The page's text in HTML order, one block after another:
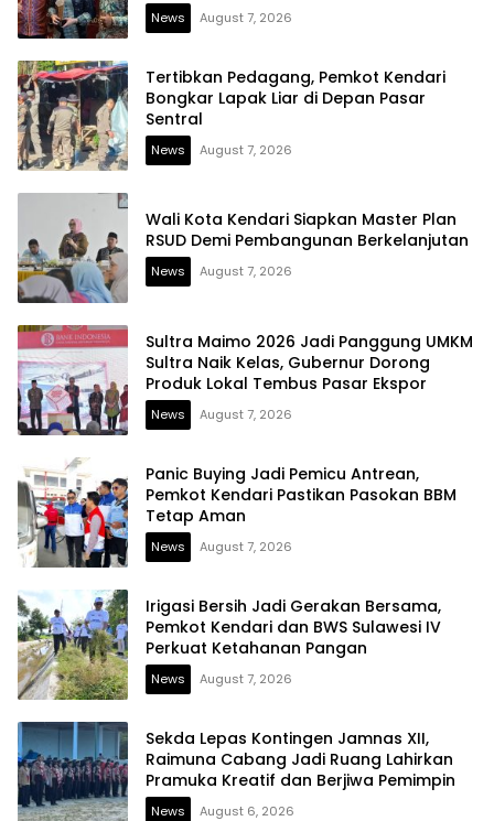
News August 7, 2026
Tertibkan Pedagang, Pemkot Kendari
Bongkar Lapak Liar di Depan Pasar
Sentral
News August 7, 2026
Wali Kota Kendari Siapkan Master Plan
RSUD Demi Pembangunan Berkelanjutan
News August 7, 2026
Sultra Maimo 2026 Jadi Panggung UMKM
Sultra Naik Kelas, Gubernur Dorong
Produk Lokal Tembus Pasar Ekspor
News August 7, 2026
Panic Buying Jadi Pemicu Antrean,
Pemkot Kendari Pastikan Pasokan BBM
Tetap Aman
News August 7, 2026
Irigasi Bersih Jadi Gerakan Bersama,
Pemkot Kendari dan BWS Sulawesi IV
Perkuat Ketahanan Pangan
News August 7, 2026
Sekda Lepas Kontingen Jamnas XII,
Raimuna Cabang Jadi Ruang Lahirkan
Pramuka Kreatif dan Berjiwa Pemimpin
News August 6, 2026